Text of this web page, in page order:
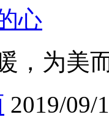
心
，为美
2019/09/